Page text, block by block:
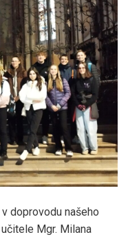
doprovodu našeho
Mgr. Milana